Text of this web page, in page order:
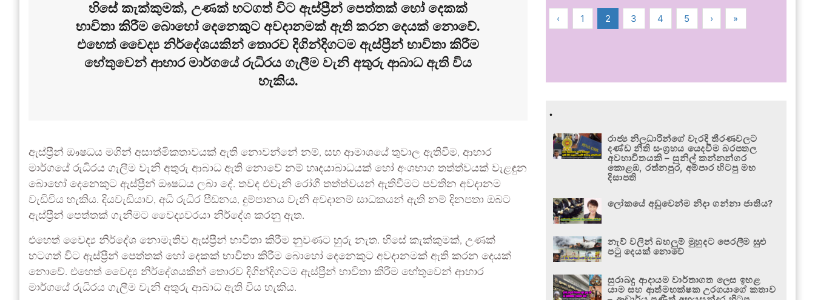
හිසේ කැක්කුමක්, උණක් හටගත් විට ඇස්ප්‍රීන් පෙත්තක් හෝ දෙකක්
භාවිතා කිරීම බොහෝ දෙනෙකුට අවදානමක් ඇති කරන දෙයක් නොවේ.
එහෙත් වෛද්‍ය නිර්දේශයකින් තොරව දිගින්දිගටම ඇස්ප්‍රීන් භාවිතා කිරීම
හේතුවෙන් ආහාර මාර්ගයේ රුධිරය ගැලීම වැනි අතුරු ආබාධ ඇති විය
හැකිය.
ඇස්ප්‍රීන් ඖෂධය මගින් අසාත්මිකතාවයක් ඇති නොවන්නේ නම්, සහ ආමාශයේ තුවාල ඇතිවීම, ආහාර
මාර්ගයේ රුධිරය ගැලීම වැනි අතුරු ආබාධ ඇති නොවේ නම් හෘදයාබාධයක් හෝ අංශභාග තත්ත්වයක් වැළඳුන
බොහෝ දෙනෙකුට ඇස්ප්‍රීන් ඖෂධය ලබා දේ. තවද එවැනි රෝගී තත්ත්වයන් ඇතිවීමට පවතින අවදානම
වැඩිවිය හැකිය. දියවැඩියාව, අධි රුධිර පීඩනය, දුම්පානය වැනි අවදානම් සාධකයන් ඇති නම් දිනපතා ඔබට
ඇස්ප්‍රීන් පෙත්තක් ගැනීමට වෛද්‍යවරයා නිර්දේශ කරනු ඇත.
එහෙත් වෛද්‍ය නිර්දේශ නොමැතිව ඇස්ප්‍රීන් භාවිතා කිරීම නුවණට හුරු නැත. හිසේ කැක්කුමක්, උණක්
හටගත් විට ඇස්ප්‍රීන් පෙත්තක් හෝ දෙකක් භාවිතා කිරීම බොහෝ දෙනෙකුට අවදානමක් ඇති කරන දෙයක්
නොවේ. එහෙත් වෛද්‍ය නිර්දේශයකින් තොරව දිගින්දිගටම ඇස්ප්‍රීන් භාවිතා කිරීම හේතුවෙන් ආහාර
මාර්ගයේ රුධිරය ගැලීම වැනි අතුරු ආබාධ ඇති විය හැකිය.
‹ 1 2 3 4 5 › »
.
රාජ්‍ය නිලධාරීන්ගේ වැරදි තීරණවලට
දණ්ඩ නීති සංග්‍රහය යෙදවීම බරපතල
අවභාවිතයකි – සුනිල් කන්නන්ගර
කොළඹ, රත්නපුර, අම්පාර හිටපු මහ
දිසාපති
ලෝකයේ අඩුවෙන්ම නිදා ගන්නා ජාතිය?
නැව් වලින් බහලුම් මුහුදට පෙරලීම සුළු
පටු දෙයක් නොවේ
සුරාබදු ආදායම වාර්තාගත ලෙස ඉහළ
යාම සහ ආත්මභක්ෂක උරගයාගේ කතාව